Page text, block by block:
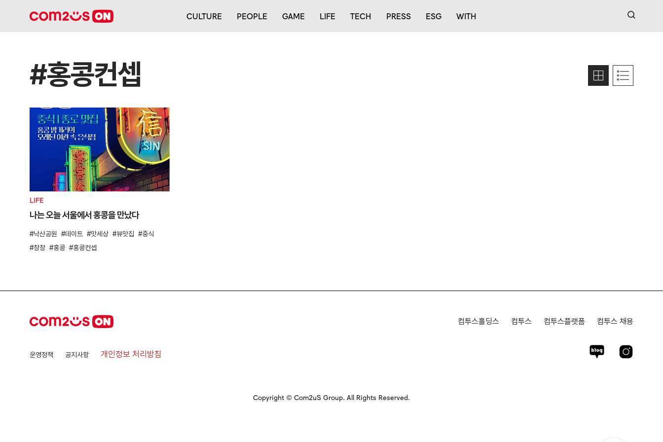
CULTURE PEOPLE GAME LIFE TECH PRESS ESG WITH 검색
#홍콩컨셉
LIFE
나는 오늘 서울에서 홍콩을 만났다
낙산공원 데이트 맛세상 뷰맛집
중식
창창
홍콩 홍콩컨셉
운영정책 공지사항 개인정보 처리방침
컴투스홀딩스 컴투스 컴투스플랫폼 컴투스 채용
Copyright © Com2uS Group. All Rights Reserved.